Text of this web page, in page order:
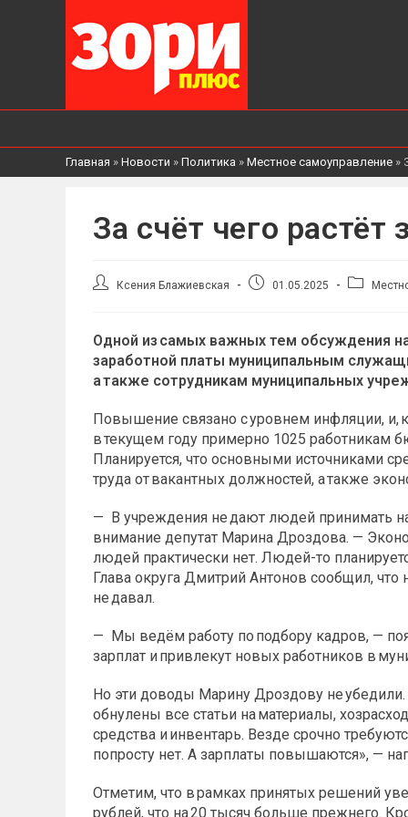
Главная » Новости » Политика » Местное самоуправление »
За счёт чего растёт
АвторКсения Блажиевская
Запись01.05.2025
Рубрика
Одной из самых важных тем обсуждения
заработной платы муниципальным
а также сотрудникам муниципальных
Повышение связано с уровнем инфляции, и,
в текущем году примерно 1025 работникам
Планируется, что основными источниками
труда от вакантных должностей, а также
— В учреждения не дают людей принимать
внимание депутат Марина Дроздова. —
людей практически нет. Людей-то
Глава округа Дмитрий Антонов сообщил, что
не давал.
— Мы ведём работу по подбору кадров, —
зарплат и привлекут новых работников в
Но эти доводы Марину Дроздову не
обнулены все статьи на материалы,
средства и инвентарь. Везде срочно
попросту нет. А зарплаты повышаются», —
Отметим, что в рамках принятых решений
рублей, что на 20 тысяч больше прежнего.